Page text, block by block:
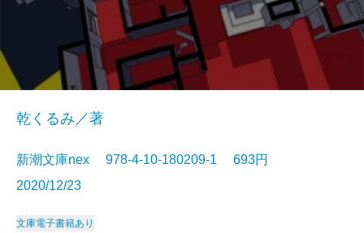
乾くるみ／著
新潮文庫nex 978-4-10-180209-1 693円
2020/12/23
文庫電子書籍あり